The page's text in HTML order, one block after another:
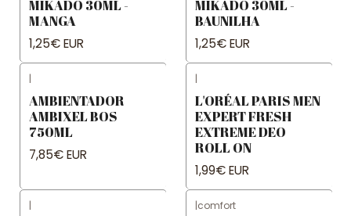
MIKADO 30ML -
MANGA
1,25€ EUR
MIKADO 30ML -
BAUNILHA
1,25€ EUR
|
AMBIENTADOR
AMBIXEL BOS
750ML
7,85€ EUR
|
L'ORÉAL PARIS MEN
EXPERT FRESH
EXTREME DEO
ROLL ON
1,99€ EUR
| |comfort